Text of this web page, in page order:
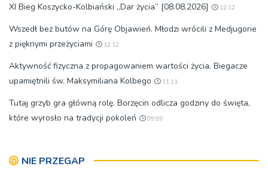
XI Bieg Koszycko-Kolbiański „Dar życia” [08.08.2026] 12:12
Wszedł bez butów na Górę Objawień. Młodzi wrócili z Medjugorie
z pięknymi przeżyciami
12:12
Aktywność fizyczna z propagowaniem wartości życia. Biegacze
upamiętnili św. Maksymiliana Kolbego
11:11
Tutaj grzyb gra główną rolę. Borzęcin odlicza godziny do święta,
które wyrosło na tradycji pokoleń
09:09
NIE PRZEGAP